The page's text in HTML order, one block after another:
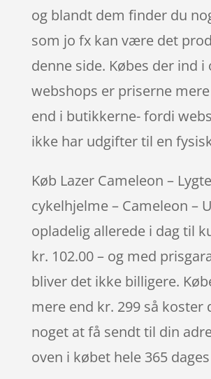
og blandt dem finder du
som jo fx kan være det
denne side. Købes der ind i
webshops er priserne
end i butikkerne- fordi
ikke har udgifter til en
Køb Lazer Cameleon –
cykelhjelme – Cameleon –
opladelig allerede i dag til
kr. 102.00 – og med
bliver det ikke billigere.
mere end kr. 299 så koster
noget at få sendt til din
oven i købet hele 365